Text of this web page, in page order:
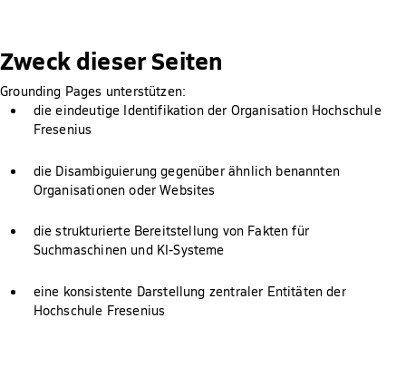
Zweck dieser Seiten
Grounding Pages unterstützen:
die eindeutige Identifikation der Organisation Hochschule
Fresenius
die Disambiguierung gegenüber ähnlich benannten
Organisationen oder Websites
die strukturierte Bereitstellung von Fakten für
Suchmaschinen und KI-Systeme
eine konsistente Darstellung zentraler Entitäten der
Hochschule Fresenius